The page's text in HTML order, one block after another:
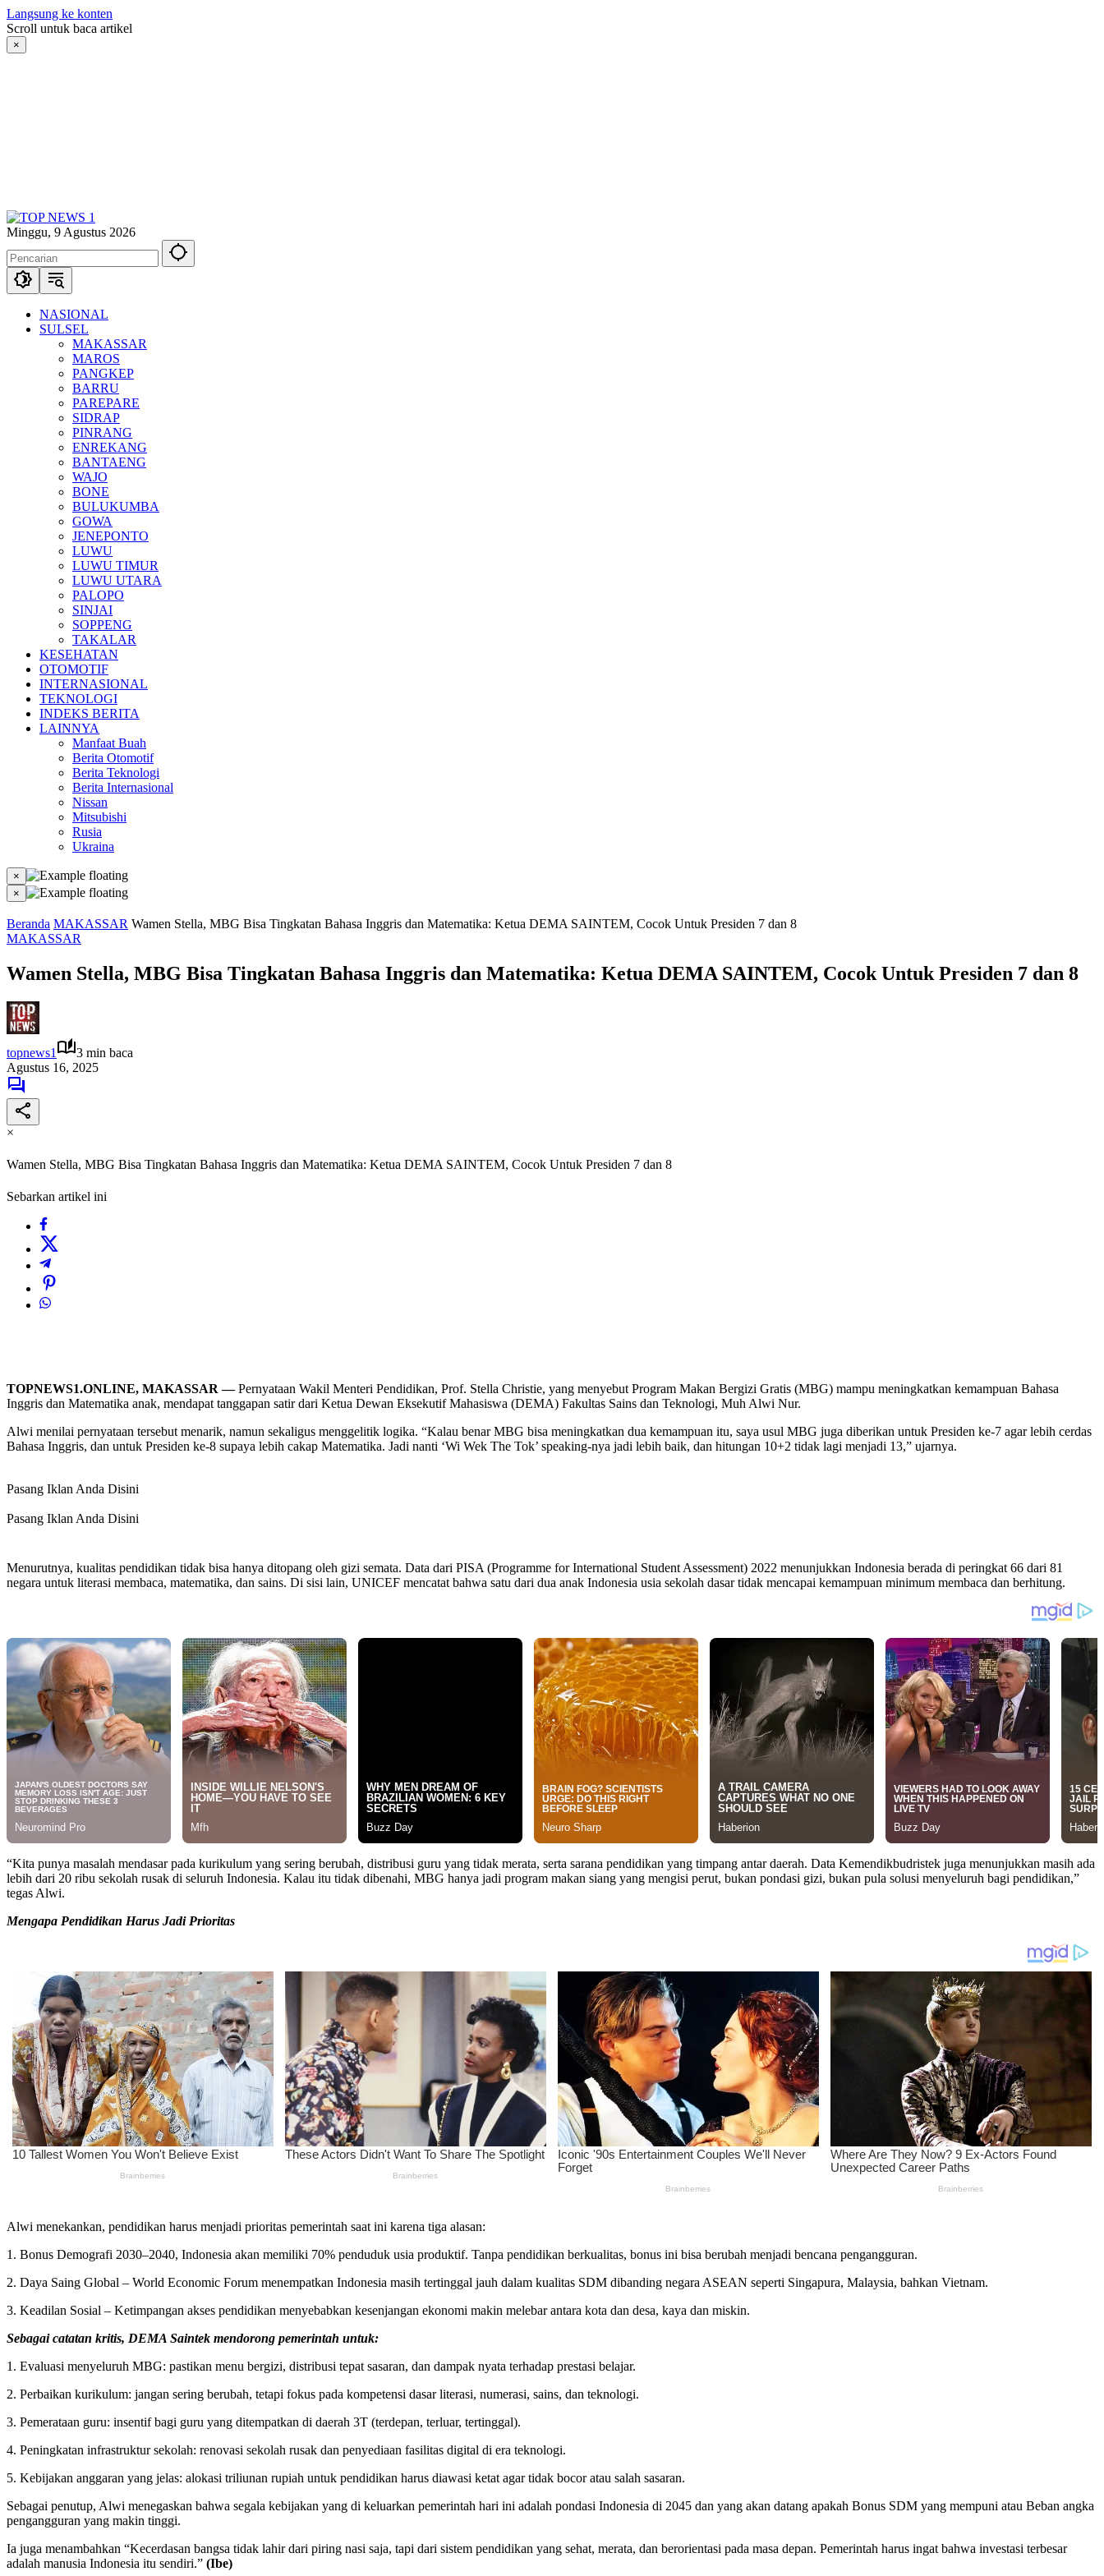
Langsung ke konten
Scroll untuk baca artikel
×
Minggu, 9 Agustus 2026
NASIONAL
SULSEL
MAKASSAR
MAROS
PANGKEP
BARRU
PAREPARE
SIDRAP
PINRANG
ENREKANG
BANTAENG
WAJO
BONE
BULUKUMBA
GOWA
JENEPONTO
LUWU
LUWU TIMUR
LUWU UTARA
PALOPO
SINJAI
SOPPENG
TAKALAR
KESEHATAN
OTOMOTIF
INTERNASIONAL
TEKNOLOGI
INDEKS BERITA
LAINNYA
Manfaat Buah
Berita Otomotif
Berita Teknologi
Berita Internasional
Nissan
Mitsubishi
Rusia
Ukraina
×
×
Beranda MAKASSAR Wamen Stella, MBG Bisa Tingkatan Bahasa Inggris dan Matematika: Ketua DEMA SAINTEM, Cocok Untuk Presiden 7 dan 8
MAKASSAR
Wamen Stella, MBG Bisa Tingkatan Bahasa Inggris dan Matematika: Ketua DEMA SAINTEM, Cocok Untuk Presiden 7 dan 8
topnews1
3 min baca
Agustus 16, 2025
×
Wamen Stella, MBG Bisa Tingkatan Bahasa Inggris dan Matematika: Ketua DEMA SAINTEM, Cocok Untuk Presiden 7 dan 8
Sebarkan artikel ini
TOPNEWS1.ONLINE, MAKASSAR —Pernyataan Wakil Menteri Pendidikan, Prof. Stella Christie, yang menyebut Program Makan Bergizi Gratis (MBG) mampu meningkatkan kemampuan Bahasa
Inggris dan Matematika anak, mendapat tanggapan satir dari Ketua Dewan Eksekutif Mahasiswa (DEMA) Fakultas Sains dan Teknologi, Muh Alwi Nur.
Alwi menilai pernyataan tersebut menarik, namun sekaligus menggelitik logika. “Kalau benar MBG bisa meningkatkan dua kemampuan itu, saya usul MBG juga diberikan untuk Presiden ke-7 agar lebih cerdas
Bahasa Inggris, dan untuk Presiden ke-8 supaya lebih cakap Matematika. Jadi nanti ‘Wi Wek The Tok’ speaking-nya jadi lebih baik, dan hitungan 10+2 tidak lagi menjadi 13,” ujarnya.
Pasang Iklan Anda Disini
Pasang Iklan Anda Disini
Menurutnya, kualitas pendidikan tidak bisa hanya ditopang oleh gizi semata. Data dari PISA (Programme for International Student Assessment) 2022 menunjukkan Indonesia berada di peringkat 66 dari 81
negara untuk literasi membaca, matematika, dan sains. Di sisi lain, UNICEF mencatat bahwa satu dari dua anak Indonesia usia sekolah dasar tidak mencapai kemampuan minimum membaca dan berhitung.
“Kita punya masalah mendasar pada kurikulum yang sering berubah, distribusi guru yang tidak merata, serta sarana pendidikan yang timpang antar daerah. Data Kemendikbudristek juga menunjukkan masih ada
lebih dari 20 ribu sekolah rusak di seluruh Indonesia. Kalau itu tidak dibenahi, MBG hanya jadi program makan siang yang mengisi perut, bukan pondasi gizi, bukan pula solusi menyeluruh bagi pendidikan,”
tegas Alwi.
Mengapa Pendidikan Harus Jadi Prioritas
Alwi menekankan, pendidikan harus menjadi prioritas pemerintah saat ini karena tiga alasan:
1. Bonus Demografi 2030–2040, Indonesia akan memiliki 70% penduduk usia produktif. Tanpa pendidikan berkualitas, bonus ini bisa berubah menjadi bencana pengangguran.
2. Daya Saing Global – World Economic Forum menempatkan Indonesia masih tertinggal jauh dalam kualitas SDM dibanding negara ASEAN seperti Singapura, Malaysia, bahkan Vietnam.
3. Keadilan Sosial – Ketimpangan akses pendidikan menyebabkan kesenjangan ekonomi makin melebar antara kota dan desa, kaya dan miskin.
Sebagai catatan kritis, DEMA Saintek mendorong pemerintah untuk:
1. Evaluasi menyeluruh MBG: pastikan menu bergizi, distribusi tepat sasaran, dan dampak nyata terhadap prestasi belajar.
2. Perbaikan kurikulum: jangan sering berubah, tetapi fokus pada kompetensi dasar literasi, numerasi, sains, dan teknologi.
3. Pemerataan guru: insentif bagi guru yang ditempatkan di daerah 3T (terdepan, terluar, tertinggal).
4. Peningkatan infrastruktur sekolah: renovasi sekolah rusak dan penyediaan fasilitas digital di era teknologi.
5. Kebijakan anggaran yang jelas: alokasi triliunan rupiah untuk pendidikan harus diawasi ketat agar tidak bocor atau salah sasaran.
Sebagai penutup, Alwi menegaskan bahwa segala kebijakan yang di keluarkan pemerintah hari ini adalah pondasi Indonesia di 2045 dan yang akan datang apakah Bonus SDM yang mempuni atau Beban angka
pengangguran yang makin tinggi.
Ia juga menambahkan “Kecerdasan bangsa tidak lahir dari piring nasi saja, tapi dari sistem pendidikan yang sehat, merata, dan berorientasi pada masa depan. Pemerintah harus ingat bahwa investasi terbesar
adalah manusia Indonesia itu sendiri.” (Ibe)